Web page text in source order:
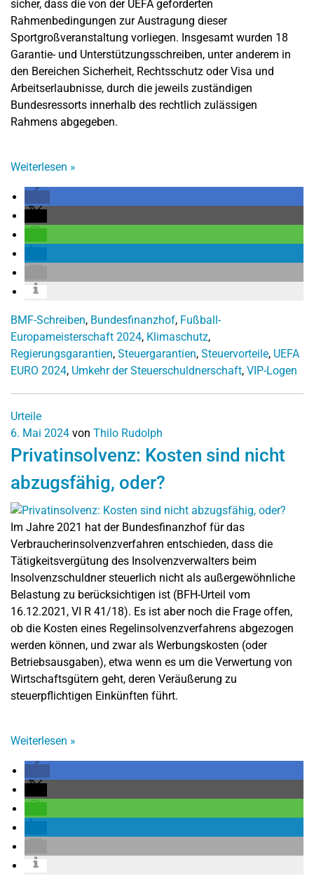
sicher, dass die von der UEFA geforderten
Rahmenbedingungen zur Austragung dieser
Sportgroßveranstaltung vorliegen. Insgesamt wurden 18
Garantie- und Unterstützungsschreiben, unter anderem in
den Bereichen Sicherheit, Rechtsschutz oder Visa und
Arbeitserlaubnisse, durch die jeweils zuständigen
Bundesressorts innerhalb des rechtlich zulässigen
Rahmens abgegeben.
Weiterlesen »
BMF-Schreiben, Bundesfinanzhof, Fußball-
Europameisterschaft 2024, Klimaschutz,
Regierungsgarantien, Steuergarantien, Steuervorteile, UEFA
EURO 2024, Umkehr der Steuerschuldnerschaft, VIP-Logen
Urteile
6. Mai 2024 von Thilo Rudolph
Privatinsolvenz: Kosten sind nicht
abzugsfähig, oder?
Im Jahre 2021 hat der Bundesfinanzhof für das
Verbraucherinsolvenzverfahren entschieden, dass die
Tätigkeitsvergütung des Insolvenzverwalters beim
Insolvenzschuldner steuerlich nicht als außergewöhnliche
Belastung zu berücksichtigen ist (BFH-Urteil vom
16.12.2021, VI R 41/18). Es ist aber noch die Frage offen,
ob die Kosten eines Regelinsolvenzverfahrens abgezogen
werden können, und zwar als Werbungskosten (oder
Betriebsausgaben), etwa wenn es um die Verwertung von
Wirtschaftsgütern geht, deren Veräußerung zu
steuerpflichtigen Einkünften führt.
Weiterlesen »